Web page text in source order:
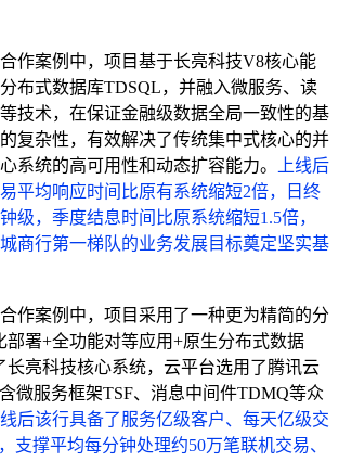
作案例中，项目基于长亮科技V8核心能
布式数据库TDSQL，并融入微服务、读
技术，在保证金融级数据全局一致性的基
复杂性，有效解决了传统集中式核心的并
系统的高可用性和动态扩容能力。
上线后
平均响应时间比原有系统缩短2倍，日终
级，季度结息时间比原系统缩短1.5倍，
商行第一梯队的业务发展目标奠定坚实基
作案例中，项目采用了一种更为精简的分
部署+全功能对等应用+原生分布式数据
长亮科技核心系统，云平台选用了腾讯云
微服务框架TSF、消息中间件TDMQ等众
线后该行具备了服务亿级客户、每天亿级交
支撑平均每分钟处理约50万笔联机交易、